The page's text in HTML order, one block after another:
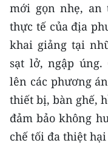
Media Y tế
Media Khoa học -
Media Môi trường
Ảnh
Infographic
mới gọn nhẹ, an
thực tế của địa
khai giảng tại
sạt lở, ngập úng.
lên các phương
thiết bị, bàn ghế,
đảm bảo không
chế tối đa thiệt